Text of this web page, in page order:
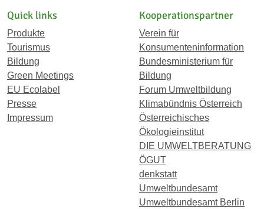
Quick links
Produkte
Tourismus
Bildung
Green Meetings
EU Ecolabel
Presse
Impressum
Kooperationspartner
Verein für
Konsumenteninformation
Bundesministerium für
Bildung
Forum Umweltbildung
Klimabündnis Österreich
Österreichisches
Ökologieinstitut
DIE UMWELTBERATUNG
ÖGUT
denkstatt
Umweltbundesamt
Umweltbundesamt Berlin